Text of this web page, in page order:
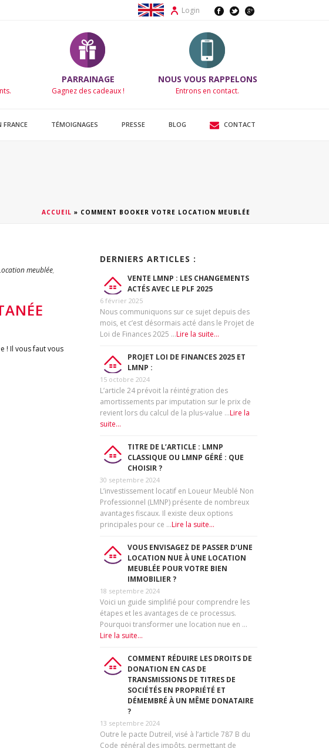
Login
PARRAINAGE
Gagnez des cadeaux !
NOUS VOUS RAPPELONS
Entrons en contact.
FRANCE TÉMOIGNAGES PRESSE BLOG CONTACT
ACCUEIL » COMMENT BOOKER VOTRE LOCATION MEUBLÉE
meublée,
! Il vous faut vous
DERNIERS ARTICLES :
VENTE LMNP : LES CHANGEMENTS
ACTÉS AVEC LE PLF 2025
6 février 2025
Nous communiquons sur ce sujet depuis des
mois, et c’est désormais acté dans le Projet de
Loi de Finances 2025 …Lire la suite...
PROJET LOI DE FINANCES 2025 ET
LMNP :
15 octobre 2024
L’article 24 prévoit la réintégration des
amortissements par imputation sur le prix de
revient lors du calcul de la plus-value …Lire la
suite...
TITRE DE L’ARTICLE : LMNP
CLASSIQUE OU LMNP GÉRÉ : QUE
CHOISIR ?
30 septembre 2024
L’investissement locatif en Loueur Meublé Non
Professionnel (LMNP) présente de nombreux
avantages fiscaux. Il existe deux options
principales pour ce …Lire la suite...
VOUS ENVISAGEZ DE PASSER D’UNE
LOCATION NUE À UNE LOCATION
MEUBLÉE POUR VOTRE BIEN
IMMOBILIER ?
18 septembre 2024
Voici un guide simplifié pour comprendre les
étapes et les avantages de ce processus.
Pourquoi transformer une location nue en …
Lire la suite...
COMMENT RÉDUIRE LES DROITS DE
DONATION EN CAS DE
TRANSMISSIONS DE TITRES DE
SOCIÉTÉS EN PROPRIÉTÉ ET
DÉMEMBRÉ À UN MÊME DONATAIRE
?
13 septembre 2024
Outre le pacte Dutreil, visé à l’article 787 B du
Code général des impôts, permettant de